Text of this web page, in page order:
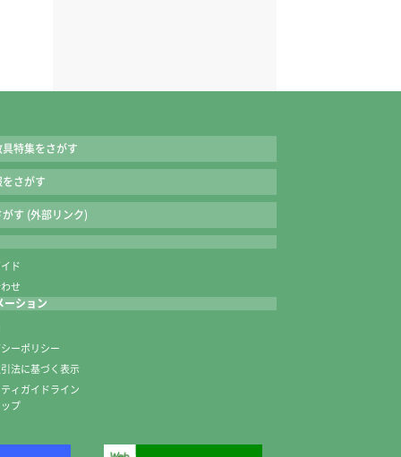
具特集をさがす
さがす
す (外部リンク)
ド
せ
ーション
ーポリシー
法に基づく表示
ィガイドライン
プ